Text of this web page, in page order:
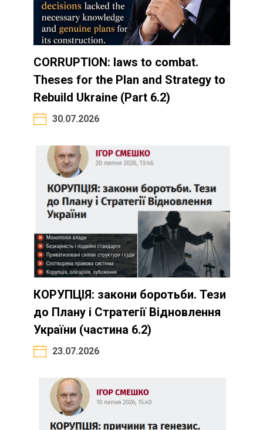
CORRUPTION: laws to combat.
Theses for the Plan and Strategy to
Rebuild Ukraine (Part 6.2)
30.07.2026
КОРУПЦІЯ: закони боротьби. Тези
до Плану і Стратегії Відновлення
України (частина 6.2)
23.07.2026